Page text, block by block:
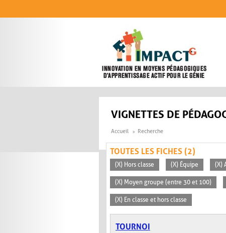
VIGNETTES DE
Accueil Recherche
TOUTES LES FICHES (2)
(X) Hors classe (X) Équipe (X)
(X) Moyen groupe (entre 30 et 100)
(X) En classe et hors classe
TOURNOI